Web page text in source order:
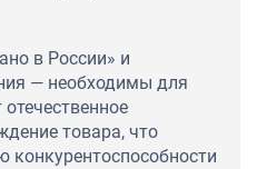
в России» и
— необходимы для
товара, что
конкурентоспособности